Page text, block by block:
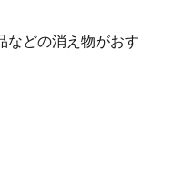
などの消え物がおす